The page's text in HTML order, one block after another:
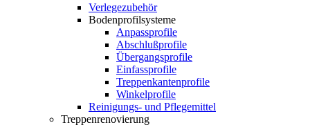
Verlegezubehör
Bodenprofilsysteme
Anpassprofile
Abschlußprofile
Übergangsprofile
Einfassprofile
Treppenkantenprofile
Winkelprofile
Reinigungs- und Pflegemittel
Treppenrenovierung